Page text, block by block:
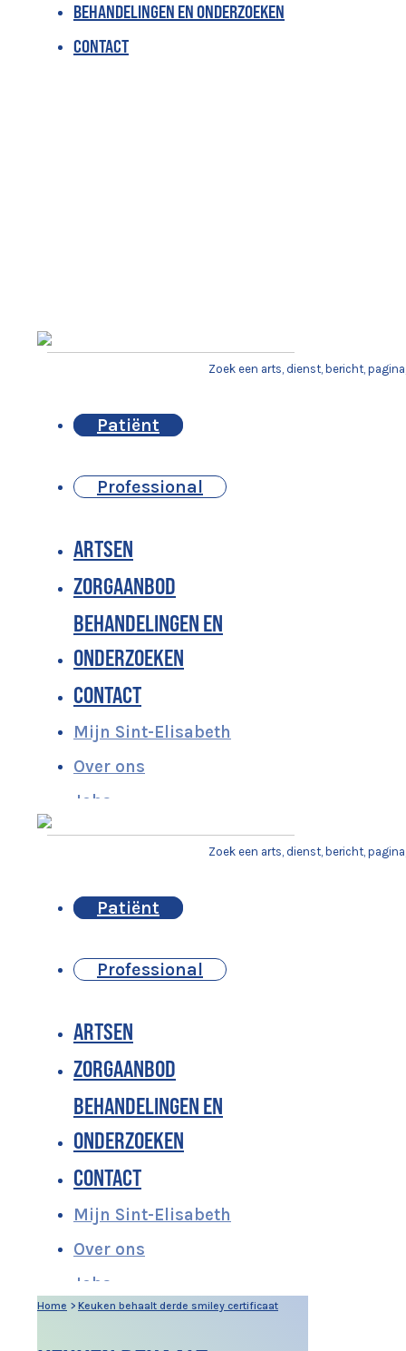
BEHANDELINGEN EN ONDERZOEKEN
CONTACT
Patiënt
Professional
ARTSEN
ZORGAANBOD
BEHANDELINGEN EN
ONDERZOEKEN
CONTACT
Mijn Sint-Elisabeth
Over ons
Jobs
Patiënt
Professional
ARTSEN
ZORGAANBOD
BEHANDELINGEN EN
ONDERZOEKEN
CONTACT
Mijn Sint-Elisabeth
Over ons
Jobs
Home > Keuken behaalt derde smiley certificaat